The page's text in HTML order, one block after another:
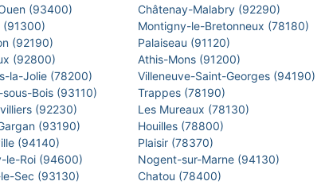
(93400)
(91300)
(92190)
(92800)
la-Jolie (78200)
sous-Bois (93110)
(92230)
(93190)
(94140)
le-Roi (94600)
Sec (93130)
Châtenay-Malabry (92290)
Montigny-le-Bretonneux (78180)
Palaiseau (91120)
Athis-Mons (91200)
Villeneuve-Saint-Georges (94190)
Trappes (78190)
Les Mureaux (78130)
Houilles (78800)
Plaisir (78370)
Nogent-sur-Marne (94130)
Chatou (78400)